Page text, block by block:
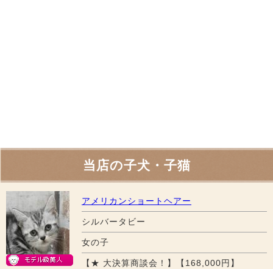
当店の子犬・子猫
アメリカンショートヘアー
シルバータビー
女の子
【★ 大決算商談会！】【168,000円】